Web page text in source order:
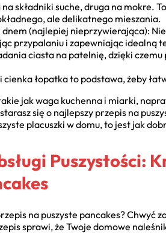
składniki suche, druga na mokre.
ale delikatnego mieszania.
(najlepiej nieprzywierająca):
przypalaniu i zapewniając idealną
ciasta na patelnię, dzięki
cienka łopatka to podstawa, żeby
jak waga kuchenna i miarki,
się o najlepszy przepis na
placuszki w domu, to jest jak
Puszystości:
na puszyste pancakes? Chwyć
sprawi, że Twoje domowe